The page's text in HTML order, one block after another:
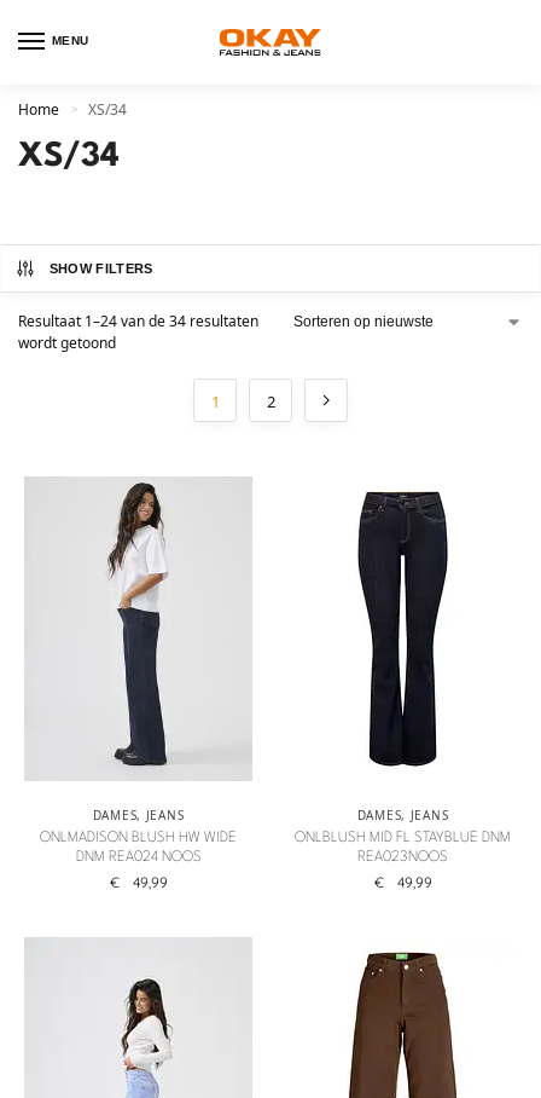
MENU
Home > XS/34
XS/34
SHOW FILTERS
Resultaat 1–24 van de 34 resultaten
wordt getoond
1 2
DAMES, JEANS
ONLMADISON BLUSH HW WIDE
DNM REA024 NOOS
€ 49,99
DAMES, JEANS
ONLBLUSH MID FL STAYBLUE DNM
REA023NOOS
€ 49,99